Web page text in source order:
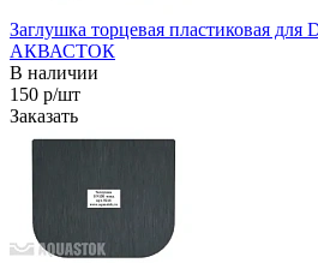
Заглушка торцевая пластиковая для
АКВАСТОК
В наличии
150 р/шт
Заказать